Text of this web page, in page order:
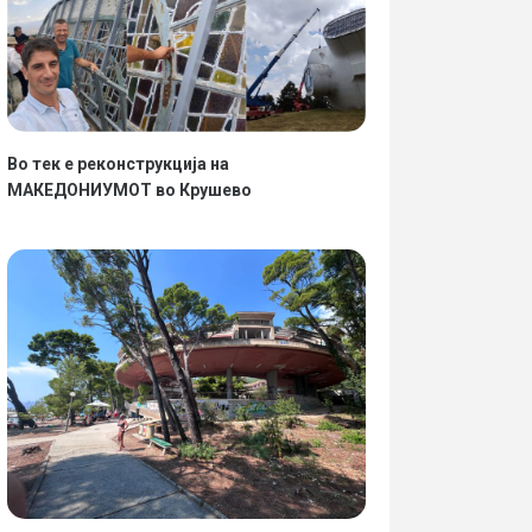
Во тек е реконструкција на
МАКЕДОНИУМОТ во Крушево